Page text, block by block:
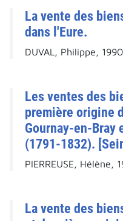
La vente des
dans l'Eure.
DUVAL, Philippe, 1990
Les ventes des
première origine
Gournay-en-Bray
(1791-1832).
PIERREUSE, Hélène,
La vente des